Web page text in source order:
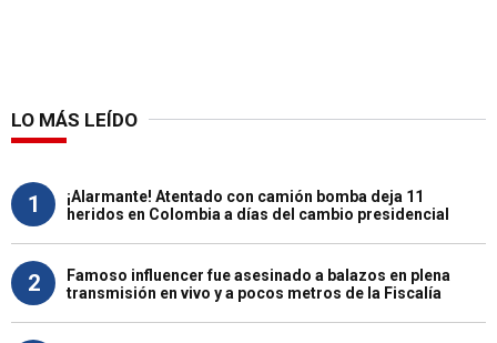
LO MÁS LEÍDO
1
¡Alarmante! Atentado con camión bomba deja 11
heridos en Colombia a días del cambio presidencial
2
Famoso influencer fue asesinado a balazos en plena
transmisión en vivo y a pocos metros de la Fiscalía